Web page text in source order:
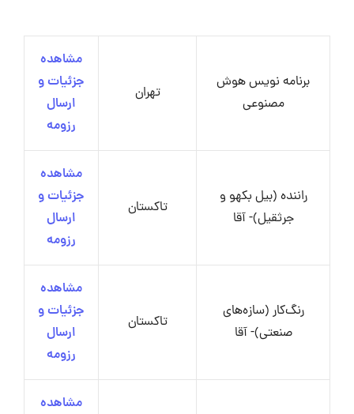
برنامه‌ نویس هوش
مصنوعی
تهران
مشاهده
جزئیات و
ارسال
رزومه
راننده (بیل بکهو و
جرثقیل)- آقا
تاکستان
مشاهده
جزئیات و
ارسال
رزومه
رنگ‌کار (سازه‌های
صنعتی)- آقا
تاکستان
مشاهده
جزئیات و
ارسال
رزومه
مشاهده